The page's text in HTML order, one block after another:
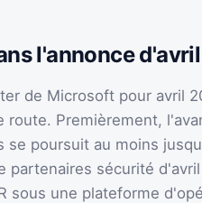
l'annonce
de Microsoft pour avril
route. Premièrement,
se poursuit au moins
partenaires sécurité
sous une plateforme